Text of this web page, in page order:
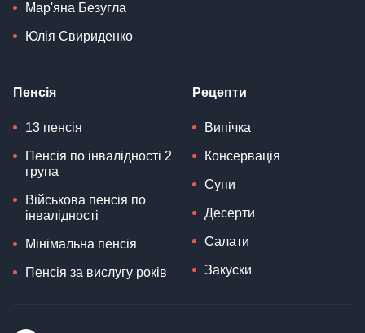
Мар'яна Безугла
Юлія Свириденко
Пенсія
13 пенсія
Пенсія по інвалідності 2
група
Військова пенсія по
інвалідності
Мінімальна пенсія
Пенсія за вислугу років
Рецепти
Випічка
Консервація
Супи
Десерти
Салати
Закуски